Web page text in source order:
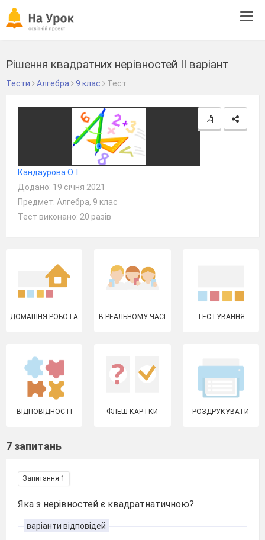
Рішення квадратних нерівностей ІІ варіант
Тести Алгебра 9 клас Тест
Кандаурова О. І.
Додано: 19 січня 2021
Предмет: Алгебра, 9 клас
Тест виконано: 20 разів
ДОМАШНЯ РОБОТА В РЕАЛЬНОМУ ЧАСІ ТЕСТУВАННЯ
ВІДПОВІДНОСТІ ФЛЕШ-КАРТКИ РОЗДРУКУВАТИ
7 запитань
Запитання 1
Яка з нерівностей є квадратнатичною?
варіанти відповідей